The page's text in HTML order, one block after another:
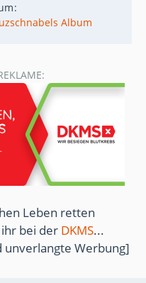
Album
Leben retten
bei der DKMS...
unverlangte Werbung]